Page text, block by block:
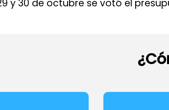
y 30 de octubre se votó el